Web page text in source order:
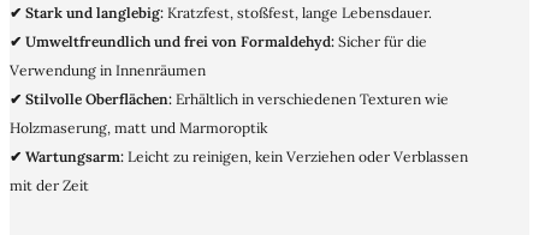
✔ Stark und langlebig: Kratzfest, stoßfest, lange Lebensdauer.
✔ Umweltfreundlich und frei von Formaldehyd: Sicher für die
Verwendung in Innenräumen
✔ Stilvolle Oberflächen: Erhältlich in verschiedenen Texturen wie
Holzmaserung, matt und Marmoroptik
✔ Wartungsarm: Leicht zu reinigen, kein Verziehen oder Verblassen
mit der Zeit